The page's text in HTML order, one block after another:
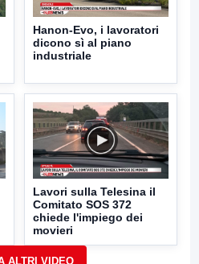
Hanon-Evo, i lavoratori
dicono sì al piano
industriale
Lavori sulla Telesina il
Comitato SOS 372
chiede l'impiego dei
movieri